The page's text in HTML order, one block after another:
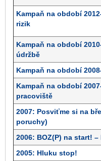
Kampaň na období
rizik
Kampaň na období
údržbě
Kampaň na období
Kampaň na období
pracoviště
2007: Posviťme si na
poruchy)
2006: BOZ(P) na start!
2005: Hluku stop!